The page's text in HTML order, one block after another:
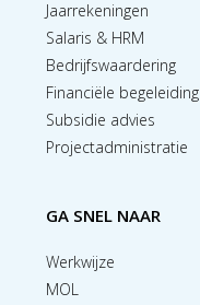
Jaarrekeningen
Salaris & HRM
Bedrijfswaardering
Financiële begeleiding
Subsidie advies
Projectadministratie
GA SNEL NAAR
Werkwijze
MOL